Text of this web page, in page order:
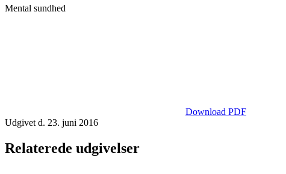
Mental sundhed
Download PDF
Udgivet d. 23. juni 2016
Relaterede udgivelser